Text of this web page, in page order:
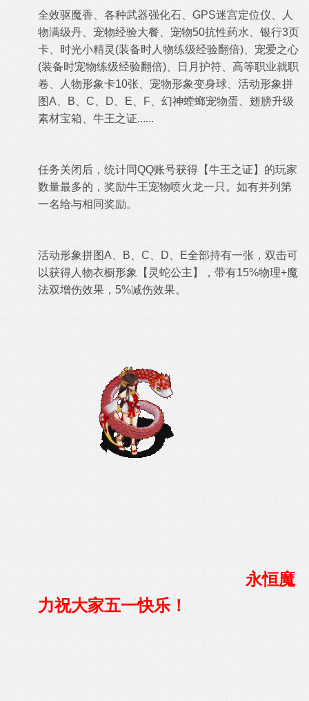
全效驱魔香、各种武器强化石、GPS迷宫定位仪、人
物满级丹、宠物经验大餐、宠物50抗性药水、银行3页
卡、时光小精灵(装备时人物练级经验翻倍)、宠爱之心
(装备时宠物练级经验翻倍)、日月护符、高等职业就职
卷、人物形象卡10张、宠物形象变身球、 活动形象拼
图A、B、C、D、E、F、幻神螳螂宠物蛋、翅膀升级
素材宝箱、牛王之证......
任务关闭后，统计同QQ账号获得【牛王之证】的玩家
数量最多的，奖励牛王宠物喷火龙一只。如有并列第
一名给与相同奖励。
活动形象拼图A、B、C、D、E全部持有一张，双击可
以获得人物衣橱形象【灵蛇公主】，带有15%物理+魔
法双增伤效果，5%减伤效果。
永恒魔
力祝大家五一快乐！